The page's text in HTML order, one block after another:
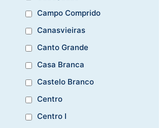
Campo Comprido
Canasvieiras
Canto Grande
Casa Branca
Castelo Branco
Centro
Centro I